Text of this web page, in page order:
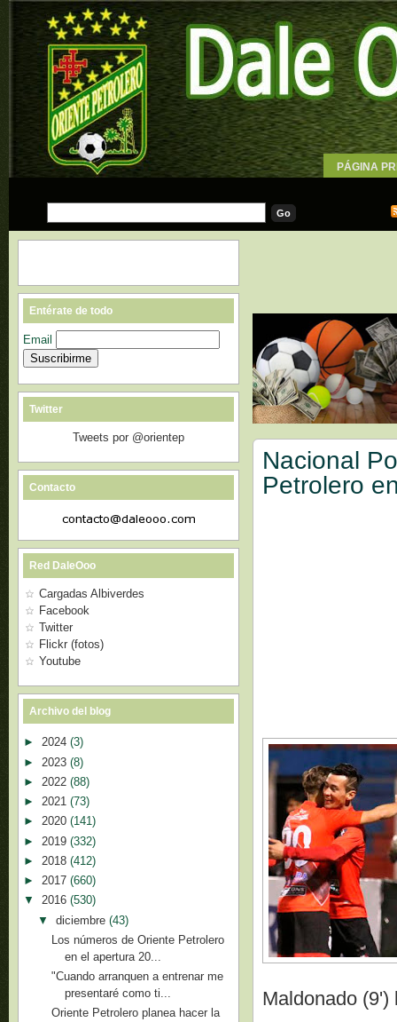
PÁGINA
Nacional
Petrolero
Maldonado
Entérate de todo
Email
Twitter
Tweets por @orientep
Contacto
Red DaleOoo
Cargadas Albiverdes
Facebook
Twitter
Flickr (fotos)
Youtube
Archivo del blog
► 2024 (3)
► 2023 (8)
► 2022 (88)
► 2021 (73)
► 2020 (141)
► 2019 (332)
► 2018 (412)
► 2017 (660)
▼ 2016 (530)
▼ diciembre (43)
Los números de Oriente Petrolero
en el apertura 20...
"Cuando arranquen a entrenar me
presentaré como ti...
Oriente Petrolero planea hacer la